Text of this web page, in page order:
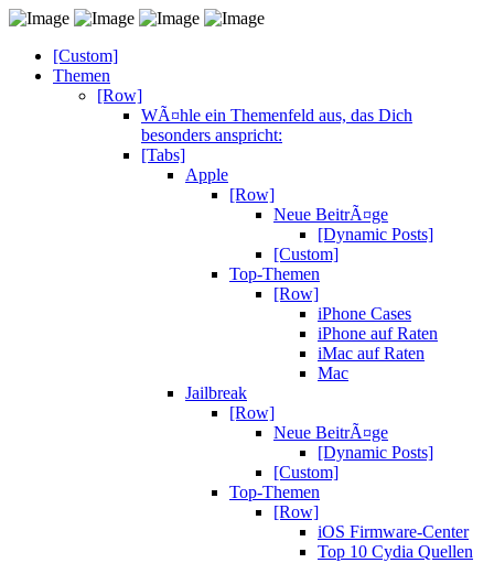
[Custom]
Themen
[Row]
WÃ¤hle ein Themenfeld aus, das Dich
besonders anspricht:
[Tabs]
Apple
[Row]
Neue BeitrÃ¤ge
[Dynamic Posts]
[Custom]
Top-Themen
[Row]
iPhone Cases
iPhone auf Raten
iMac auf Raten
Mac
Jailbreak
[Row]
Neue BeitrÃ¤ge
[Dynamic Posts]
[Custom]
Top-Themen
[Row]
iOS Firmware-Center
Top 10 Cydia Quellen